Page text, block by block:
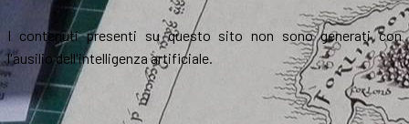
I contenuti presenti su questo sito non sono generati con
l'ausilio dell'intelligenza artificiale.